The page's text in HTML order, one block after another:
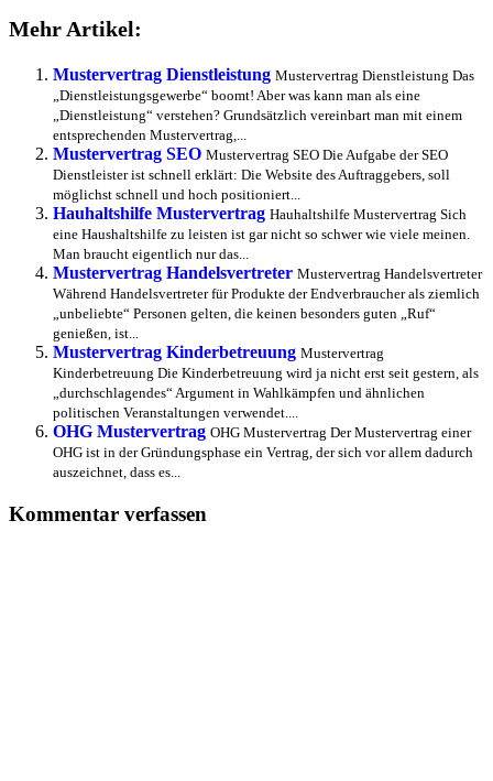
Mehr Artikel:
Mustervertrag Dienstleistung Mustervertrag Dienstleistung Das
„Dienstleistungsgewerbe“ boomt! Aber was kann man als eine
„Dienstleistung“ verstehen? Grundsätzlich vereinbart man mit einem
entsprechenden Mustervertrag,...
Mustervertrag SEO Mustervertrag SEO Die Aufgabe der SEO
Dienstleister ist schnell erklärt: Die Website des Auftraggebers, soll
möglichst schnell und hoch positioniert...
Hauhaltshilfe Mustervertrag Hauhaltshilfe Mustervertrag Sich
eine Haushaltshilfe zu leisten ist gar nicht so schwer wie viele meinen.
Man braucht eigentlich nur das...
Mustervertrag Handelsvertreter Mustervertrag Handelsvertreter
Während Handelsvertreter für Produkte der Endverbraucher als ziemlich
„unbeliebte“ Personen gelten, die keinen besonders guten „Ruf“
genießen, ist...
Mustervertrag Kinderbetreuung Mustervertrag
Kinderbetreuung Die Kinderbetreuung wird ja nicht erst seit gestern, als
„durchschlagendes“ Argument in Wahlkämpfen und ähnlichen
politischen Veranstaltungen verwendet....
OHG Mustervertrag OHG Mustervertrag Der Mustervertrag einer
OHG ist in der Gründungsphase ein Vertrag, der sich vor allem dadurch
auszeichnet, dass es...
Kommentar verfassen